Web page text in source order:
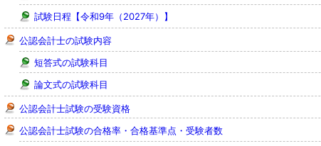
試験日程【令和9年（2027年）】
公認会計士の試験内容
短答式の試験科目
論文式の試験科目
公認会計士試験の受験資格
公認会計士試験の合格率・合格基準点・受験者数